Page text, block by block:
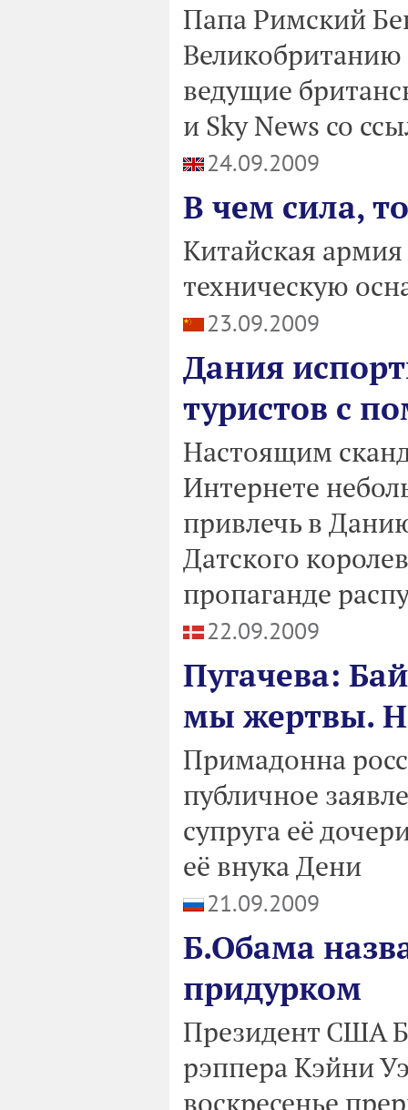
Папа Римский
Великобританию
ведущие
и Sky News со
24.09.2009
В чем сила,
Китайская
техническую
23.09.2009
Дания
туристов с
Настоящим
Интернете
привлечь в
Датского
пропаганде
22.09.2009
Пугачева:
мы жертвы.
Примадонна
публичное
супруга её
её внука Дени
21.09.2009
Б.Обама
придурком
Президент США
рэппера Кэйни
воскресенье